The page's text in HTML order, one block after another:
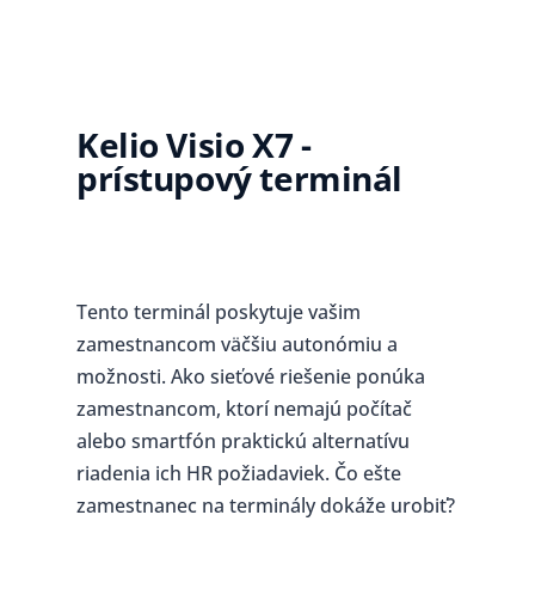
Kelio Visio X7 -
prístupový terminál
Tento terminál poskytuje vašim
zamestnancom väčšiu autonómiu a
možnosti. Ako sieťové riešenie ponúka
zamestnancom, ktorí nemajú počítač
alebo smartfón praktickú alternatívu
riadenia ich HR požiadaviek. Čo ešte
zamestnanec na terminály dokáže urobiť?